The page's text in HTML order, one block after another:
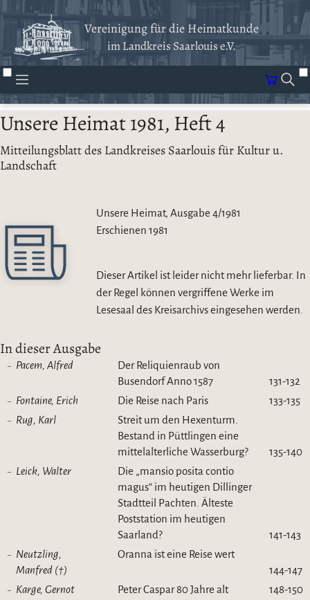
Vereinigung für die Heimatkunde
im Landkreis Saarlouis e.V.
Unsere Heimat 1981, Heft 4
Mitteilungsblatt des Landkreises Saarlouis für Kultur u.
Landschaft
Unsere Heimat, Ausgabe 4/1981
Erschienen 1981
Dieser Artikel ist leider nicht mehr lieferbar. In
der Regel können vergriffene Werke im
Lesesaal des Kreisarchivs eingesehen werden.
In dieser Ausgabe
Pacem, Alfred
Der Reliquienraub von
Busendorf Anno 1587
131-132
Fontaine, Erich
Die Reise nach Paris
133-135
Rug, Karl
Streit um den Hexenturm.
Bestand in Püttlingen eine
mittelalterliche Wasserburg?
135-140
Leick, Walter
Die „mansio posita contio
magus“ im heutigen Dillinger
Stadtteil Pachten. Älteste
Poststation im heutigen
Saarland?
141-143
Neutzling,
Manfred (†)
Oranna ist eine Reise wert
144-147
Karge, Gernot
Peter Caspar 80 Jahre alt
148-150